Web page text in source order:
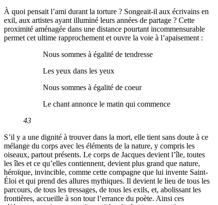
À quoi pensait l’ami durant la torture ? Songeait-il aux écrivains en
exil, aux artistes ayant illuminé leurs années de partage ? Cette
proximité aménagée dans une distance pourtant incommensurable
permet cet ultime rapprochement et ouvre la voie à l’apaisement :
Nous sommes à égalité de tendresse
Les yeux dans les yeux
Nous sommes à égalité de coeur
Le chant annonce le matin qui commence
43
S’il y a une dignité à trouver dans la mort, elle tient sans doute à ce
mélange du corps avec les éléments de la nature, y compris les
oiseaux, partout présents. Le corps de Jacques devient l’île, toutes
les îles et ce qu’elles contiennent, devient plus grand que nature,
héroïque, invincible, comme cette compagne que lui invente Saint-
Éloi et qui prend des allures mythiques. Il devient le lieu de tous les
parcours, de tous les tressages, de tous les exils, et, abolissant les
frontières, accueille à son tour l’errance du poète. Ainsi ces